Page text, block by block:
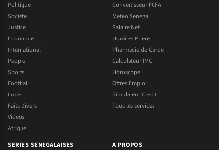
Politique
Societe
Justice
Economie
International
People
Sports
Football
Lutte
Faits Divers
Videos
Afrique
Convertisseur FCFA
Meteo Senegal
Salaire Net
Horaires Priere
Pharmacie de Garde
Calculateur IMC
Horoscope
Offres Emploi
Simulateur Credit
Tous les services →
SERIES SENEGALAISES
A PROPOS